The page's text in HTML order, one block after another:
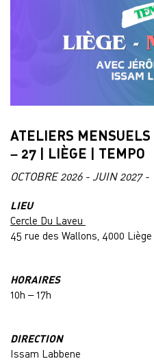
ATELIERS
– 27 | LIÈGE | TEMPO
OCTOBRE 2026 - JUIN 2027 -
LIEU
Cercle Du Laveu
45 rue des Wallons, 4000 Liège
HORAIRES
10h – 17h
DIRECTION
Issam Labbene